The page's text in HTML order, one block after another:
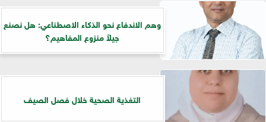
وهم الاندفاع نحو الذكاء الاصطناعي: هل نصنع
جيلاً منزوع المفاهيم؟
التغذية الصحية خلال فصل الصيف